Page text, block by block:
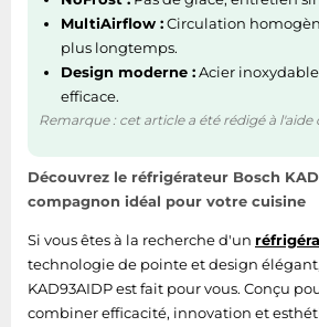
Charge connectée
Plage d’efficacité
énergétique
A à G
Classe d'efficacité
énergétique
D
Ergonomie
Longueur du câble 1,7 m
MultiAirflow :Circulation
plus longtemps.
Design moderne :Acier
efficace.
Remarque : cet article a été rédigé à l'aide
Découvrez le réfrigérateur Bosch
compagnon idéal pour votre cuisine
Si vous êtes à la recherche d'un
technologie de pointe et design
KAD93AIDP est fait pour vous. Conçu
combiner efficacité, innovation et